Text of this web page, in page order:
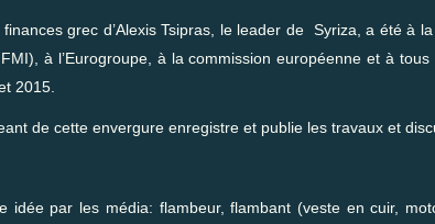
grec d’Alexis Tsipras, le leader de Syriza, a été à
à l’Eurogroupe, à la commission européenne et à
2015.
de cette envergure enregistre et publie les travaux et
idée par les média: flambeur, flambant (veste en cuir,